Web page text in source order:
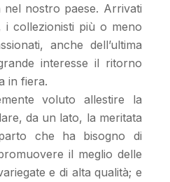
nel nostro paese. Arrivati
i collezionisti più o meno
anche dell’ultima
interesse il ritorno
in fiera.
voluto allestire la
da un lato, la meritata
che ha bisogno di
il meglio delle
e di alta qualità; e